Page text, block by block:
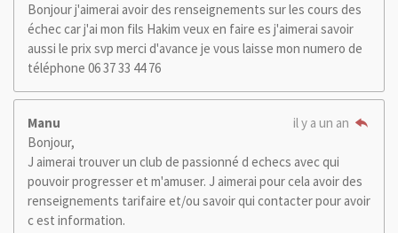
Bonjour j'aimerai avoir des renseignements sur les cours des
échec car j'ai mon fils Hakim veux en faire es j'aimerai savoir
aussi le prix svp merci d'avance je vous laisse mon numero de
téléphone 06 37 33 44 76
Manu
il y a un an
Bonjour,
J aimerai trouver un club de passionné d echecs avec qui
pouvoir progresser et m'amuser. J aimerai pour cela avoir des
renseignements tarifaire et/ou savoir qui contacter pour avoir
c est information.